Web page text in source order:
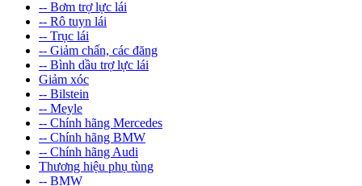
-- Bơm trợ lực lái
-- Rô tuyn lái
-- Trục lái
-- Giảm chấn, các đăng
-- Bình dầu trợ lực lái
Giảm xóc
-- Bilstein
-- Meyle
-- Chính hãng Mercedes
-- Chính hãng BMW
-- Chính hãng Audi
Thương hiệu phụ tùng
-- BMW